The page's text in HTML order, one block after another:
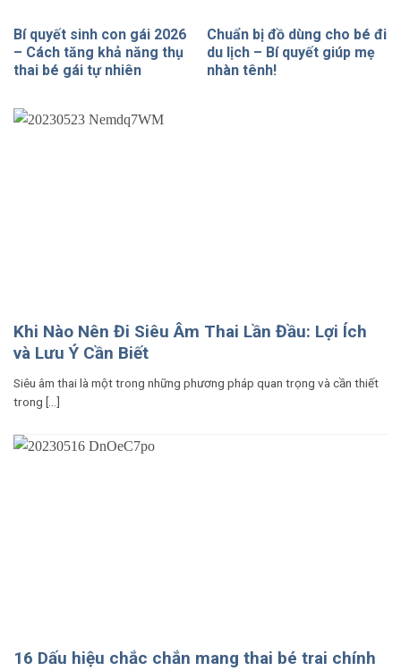
Bí quyết sinh con gái 2026
– Cách tăng khả năng thụ
thai bé gái tự nhiên
Chuẩn bị đồ dùng cho bé đi
du lịch – Bí quyết giúp mẹ
nhàn tênh!
Khi Nào Nên Đi Siêu Âm Thai Lần Đầu: Lợi Ích
và Lưu Ý Cần Biết
Siêu âm thai là một trong những phương pháp quan trọng và cần thiết
trong [...]
16 Dấu hiệu chắc chắn mang thai bé trai chính